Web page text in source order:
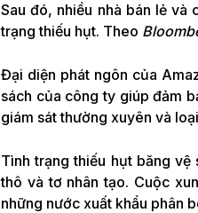
Sau đó, nhiều nhà bán lẻ và
trạng thiếu hụt. Theo
Đại diện phát ngôn của
sách của công ty giúp đảm
giám sát thường xuyên và
Tình trạng thiếu hụt băng
thô và tơ nhân tạo. Cuộc
những nước xuất khẩu phân